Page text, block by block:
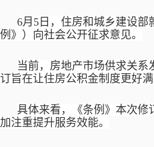
6月5日，住房和城乡建设
例》）向社会公开征求意见。
当前，房地产市场供求关
订旨在让住房公积金制度更好
具体来看，《条例》本次
加注重提升服务效能。